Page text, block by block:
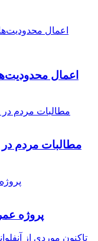
اعمال
مطالبات مردم در
247